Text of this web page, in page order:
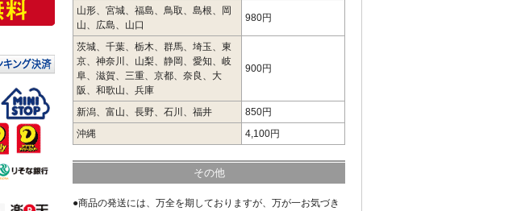
山形、宮城、福島、鳥取、島根、岡
山、広島、山口
980円
茨城、千葉、栃木、群馬、埼玉、東
京、神奈川、山梨、静岡、愛知、岐
阜、滋賀、三重、京都、奈良、大
阪、和歌山、兵庫
900円
新潟、富山、長野、石川、福井
850円
沖縄
4,100円
その他
●商品の発送には、万全を期しておりますが、万が一お気づき